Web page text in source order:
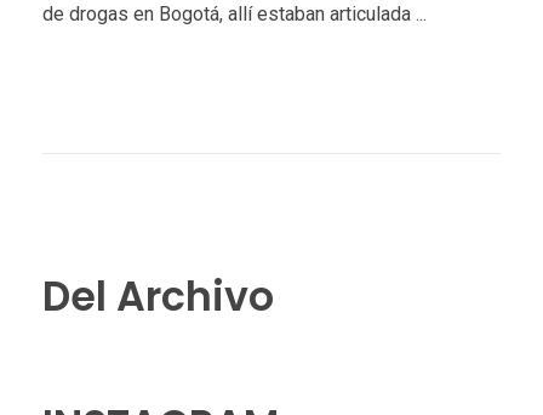
de drogas en Bogotá, allí estaban articulada ...
Del Archivo